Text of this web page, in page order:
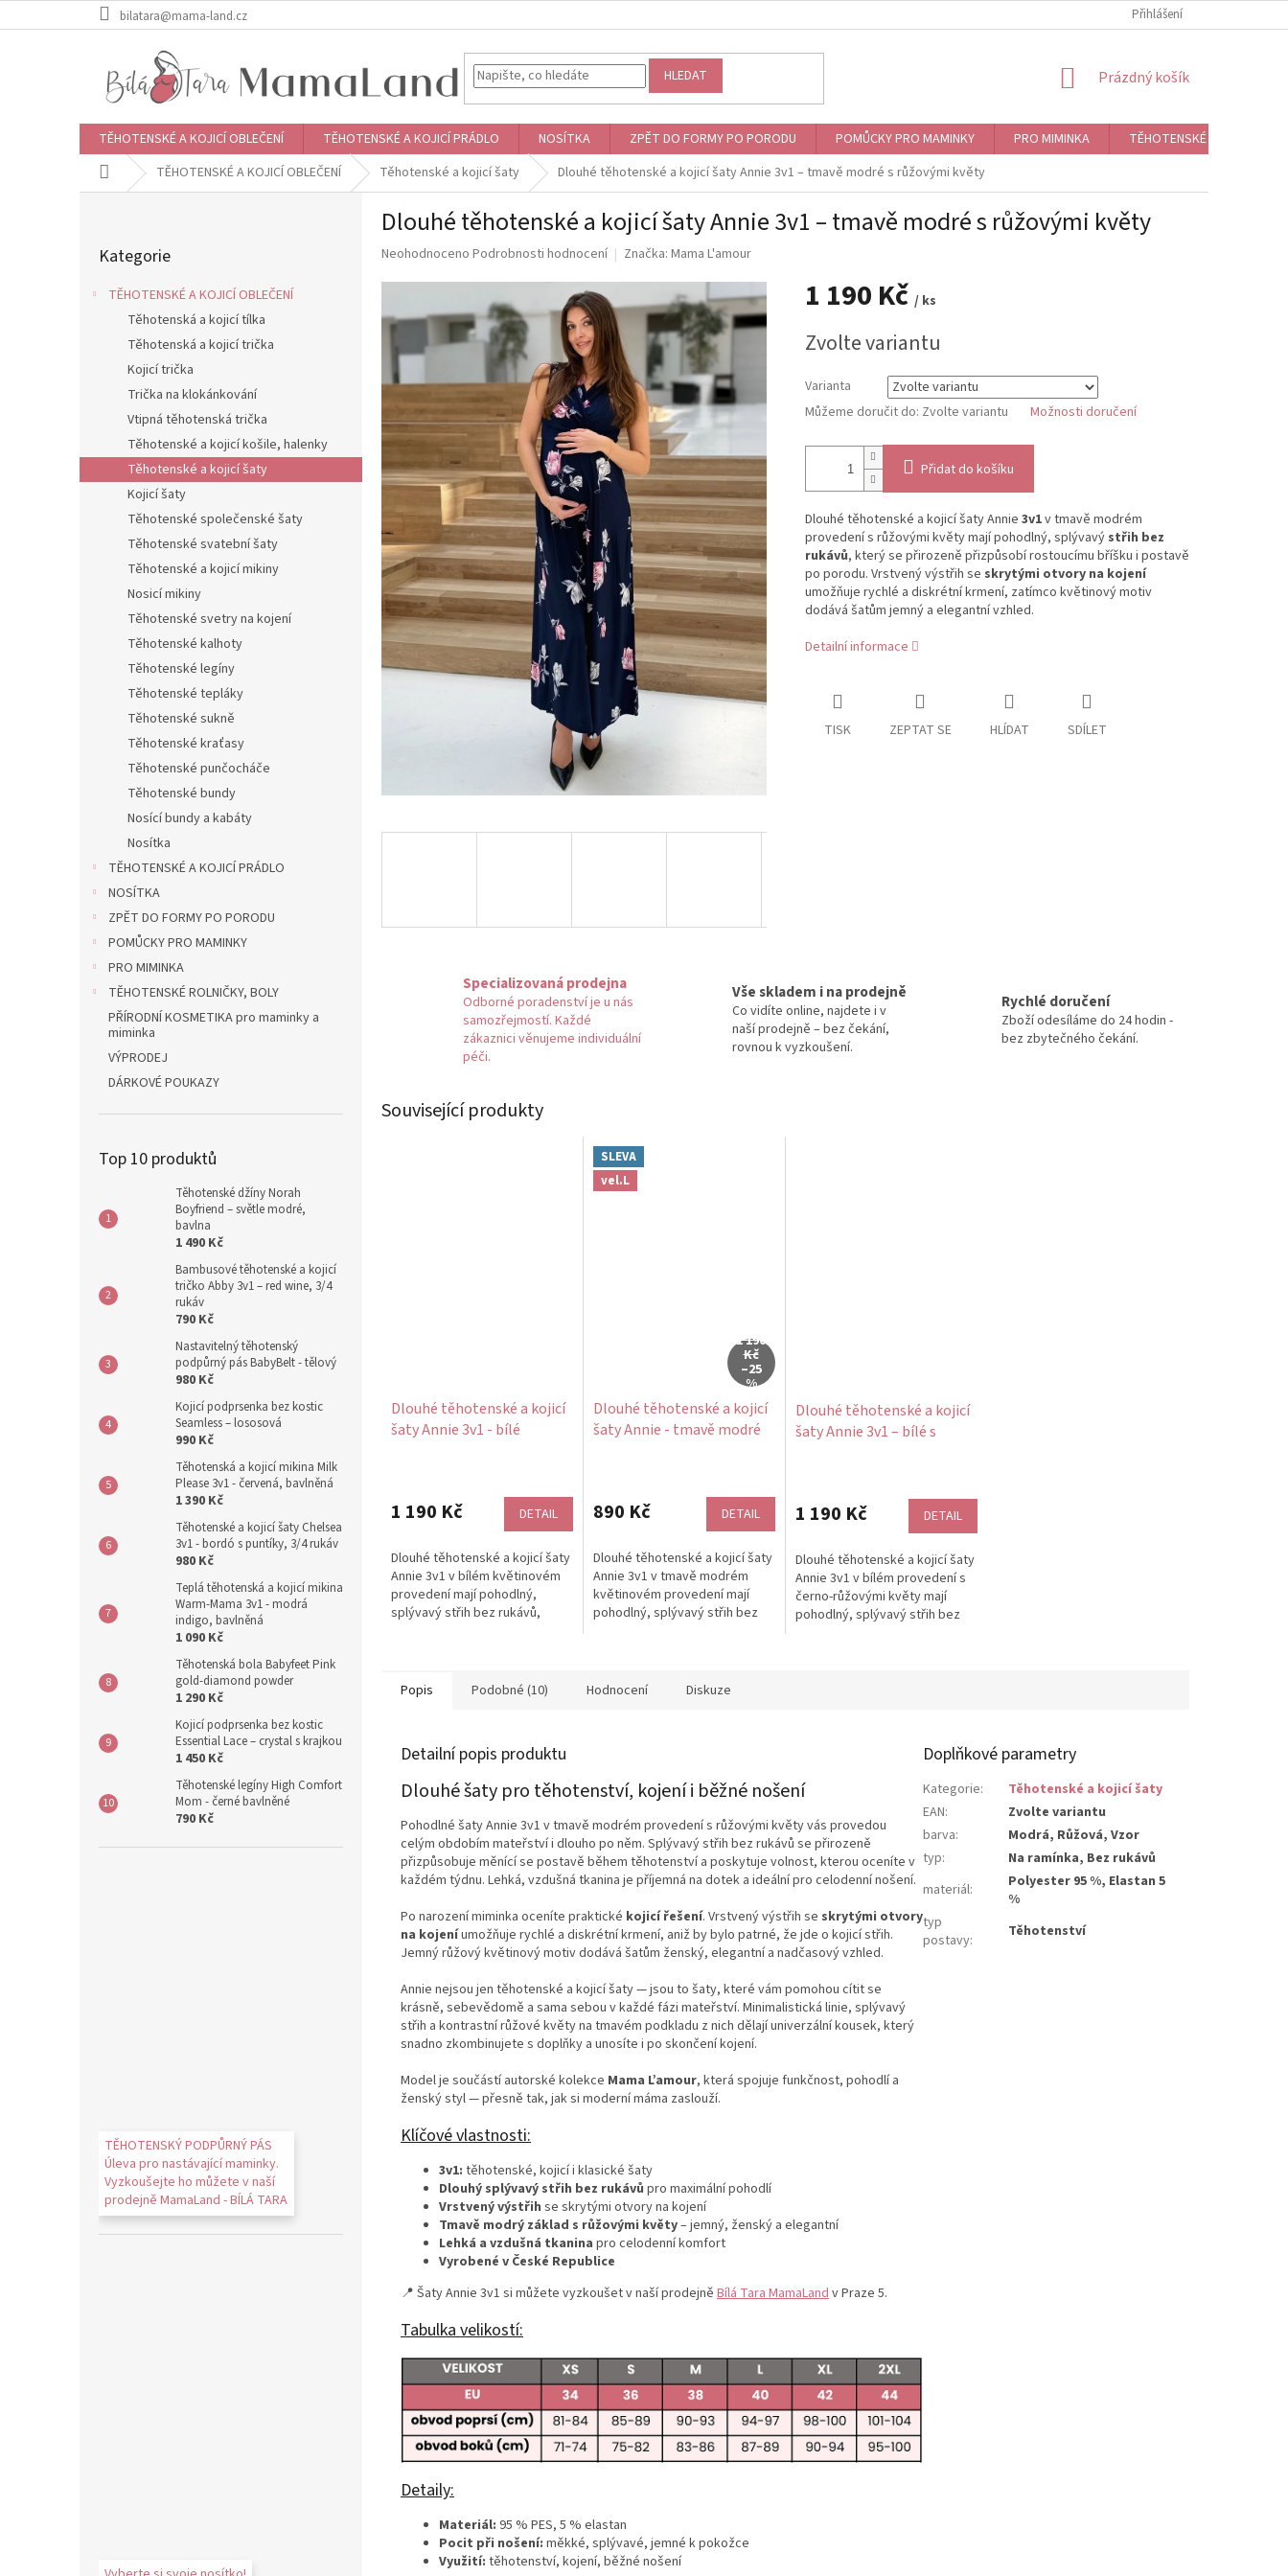
na
bilatara@mama-land.cz Přihlášení
HLEDAT
NÁKUPNÍ
Prázdný košík
TĚHOTENSKÉ A KOJICÍ OBLEČENÍ TĚHOTENSKÉ A KOJICÍ PRÁDLO NOSÍTKA ZPĚT DO FORMY PO PORODU POMŮCKY PRO MAMINKY PRO MIMINKA
TĚHOTENSKÉ ROLNIČKY,
Domů TĚHOTENSKÉ A KOJICÍ OBLEČENÍ Těhotenské a kojicí šaty Dlouhé těhotenské a kojicí šaty Annie 3v1 – tmavě modré s růžovými květy
e
l
kategorie
Kategorie
TĚHOTENSKÉ A KOJICÍ OBLEČENÍ
Těhotenská a kojicí tílka
Těhotenská a kojicí trička
Kojicí trička
Trička na klokánkování
Vtipná těhotenská trička
Těhotenské a kojicí košile, halenky
Těhotenské a kojicí šaty
Kojicí šaty
Těhotenské společenské šaty
Těhotenské svatební šaty
Těhotenské a kojicí mikiny
Nosicí mikiny
Těhotenské svetry na kojení
Těhotenské kalhoty
Těhotenské legíny
Těhotenské tepláky
Těhotenské sukně
Těhotenské kraťasy
Těhotenské punčocháče
Těhotenské bundy
Nosící bundy a kabáty
Nosítka
TĚHOTENSKÉ A KOJICÍ PRÁDLO
NOSÍTKA
ZPĚT DO FORMY PO PORODU
POMŮCKY PRO MAMINKY
PRO MIMINKA
TĚHOTENSKÉ ROLNIČKY, BOLY
PŘÍRODNÍ KOSMETIKA pro maminky a
miminka
VÝPRODEJ
DÁRKOVÉ POUKAZY
Top 10 produktů
Těhotenské džíny Norah
Boyfriend – světle modré,
bavlna
1 490 Kč
Bambusové těhotenské a kojicí
tričko Abby 3v1 – red wine, 3/4
rukáv
790 Kč
Nastavitelný těhotenský
podpůrný pás BabyBelt - tělový
980 Kč
Kojicí podprsenka bez kostic
Seamless – lososová
990 Kč
Těhotenská a kojicí mikina Milk
Please 3v1 - červená, bavlněná
1 390 Kč
Těhotenské a kojicí šaty Chelsea
3v1 - bordó s puntíky, 3/4 rukáv
980 Kč
Teplá těhotenská a kojicí mikina
Warm-Mama 3v1 - modrá
indigo, bavlněná
1 090 Kč
Těhotenská bola Babyfeet Pink
gold-diamond powder
1 290 Kč
Kojicí podprsenka bez kostic
Essential Lace – crystal s krajkou
1 450 Kč
Těhotenské legíny High Comfort
Mom - černé bavlněné
790 Kč
TĚHOTENSKÝ PODPŮRNÝ PÁS
Úleva pro nastávající maminky.
Vyzkoušejte ho můžete v naší
prodejně MamaLand - BÍLÁ TARA
Dlouhé těhotenské a kojicí šaty Annie 3v1 – tmavě modré s růžovými květy
Průměrné
0,0
hvězdiček.
Neohodnoceno Podrobnosti hodnocení Značka: Mama L'amour
1 190 Kč / ks
cena:
Zvolte variantu
Varianta
Můžeme doručit do: Zvolte variantu Možnosti doručení
Přidat do košíku
Dlouhé těhotenské a kojicí šaty Annie 3v1v tmavě modrém
provedení s růžovými květy mají pohodlný, splývavý střih bez
rukávů, který se přirozeně přizpůsobí rostoucímu bříšku i postavě
po porodu. Vrstvený výstřih se skrytými otvory na kojení
umožňuje rychlé a diskrétní krmení, zatímco květinový motiv
dodává šatům jemný a elegantní vzhled.
Detailní informace
TISK ZEPTAT SE HLÍDAT SDÍLET
Specializovaná prodejna
Odborné poradenství je u nás
samozřejmostí. Každé
zákaznici věnujeme individuální
péči.
Vše skladem i na prodejně
Co vidíte online, najdete i v
naší prodejně – bez čekání,
rovnou k vyzkoušení.
Rychlé doručení
Zboží odesíláme do 24 hodin -
bez zbytečného čekání.
Související produkty
Dlouhé těhotenské a kojicí
šaty Annie 3v1 - bílé
produktu
z
5
hvězdiček.
1 190 Kč DETAIL
Dlouhé těhotenské a kojicí šaty
Annie 3v1 v bílém květinovém
provedení mají pohodlný,
splývavý střih bez rukávů,
SLEVA
vel.L
1 190
Kč
–25
%
Dlouhé těhotenské a kojicí
šaty Annie - tmavě modré
produktu
z
5
hvězdiček.
890 Kč DETAIL
Dlouhé těhotenské a kojicí šaty
Annie 3v1 v tmavě modrém
květinovém provedení mají
pohodlný, splývavý střih bez
Dlouhé těhotenské a kojicí
šaty Annie 3v1 – bílé s
1 190 Kč DETAIL
Dlouhé těhotenské a kojicí šaty
Annie 3v1 v bílém provedení s
černo‑růžovými květy mají
pohodlný, splývavý střih bez
Popis Podobné (10) Hodnocení Diskuze
Detailní popis produktu
Dlouhé šaty pro těhotenství, kojení i běžné nošení
Pohodlné šaty Annie 3v1 v tmavě modrém provedení s růžovými květy vás provedou
celým obdobím mateřství i dlouho po něm. Splývavý střih bez rukávů se přirozeně
přizpůsobuje měnící se postavě během těhotenství a poskytuje volnost, kterou oceníte v
každém týdnu. Lehká, vzdušná tkanina je příjemná na dotek a ideální pro celodenní nošení.
Po narození miminka oceníte praktické kojicí řešení. Vrstvený výstřih se skrytými otvory
na kojeníumožňuje rychlé a diskrétní krmení, aniž by bylo patrné, že jde o kojicí střih.
Jemný růžový květinový motiv dodává šatům ženský, elegantní a nadčasový vzhled.
Annie nejsou jen těhotenské a kojicí šaty — jsou to šaty, které vám pomohou cítit se
krásně, sebevědomě a sama sebou v každé fázi mateřství. Minimalistická linie, splývavý
střih a kontrastní růžové květy na tmavém podkladu z nich dělají univerzální kousek, který
snadno zkombinujete s doplňky a unosíte i po skončení kojení.
Model je součástí autorské kolekce Mama L’amour, která spojuje funkčnost, pohodlí a
ženský styl — přesně tak, jak si moderní máma zaslouží.
Klíčové vlastnosti:
3v1: těhotenské, kojicí i klasické šaty
Dlouhý splývavý střih bez rukávů pro maximální pohodlí
Vrstvený výstřih se skrytými otvory na kojení
Tmavě modrý základ s růžovými květy– jemný, ženský a elegantní
Lehká a vzdušná tkanina pro celodenní komfort
Vyrobené v České Republice
📍 Šaty Annie 3v1 si můžete vyzkoušet v naší prodejně Bílá Tara MamaLandv Praze 5.
Tabulka velikostí:
Detaily:
Materiál: 95 % PES, 5 % elastan
Pocit při nošení: měkké, splývavé, jemné k pokožce
Využití: těhotenství, kojení, běžné nošení
Doplňkové parametry
Kategorie:
Těhotenské a kojicí šaty
EAN:
Zvolte variantu
barva:
Modrá, Růžová, Vzor
typ:
Na ramínka, Bez rukávů
materiál:
Polyester 95 %, Elastan 5
%
typ
postavy: Těhotenství